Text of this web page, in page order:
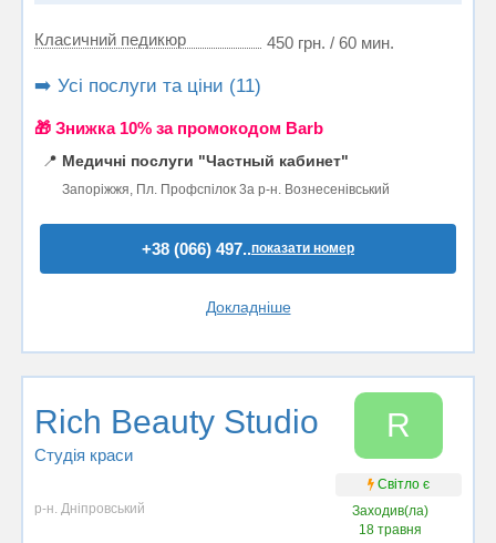
Класичний педикюр 450 грн. / 60 мин.
➡️ Усі послуги та ціни (11)
🎁 Знижка 10% за промокодом Barb
📍 Медичні послуги "Частный кабинет"
Запоріжжя, Пл. Профспілок 3а р-н. Вознесенівський
+38 (066) 497..показати номер
Докладніше
Rich Beauty Studio
Студія краси
R
Світло є
р-н. Дніпровський
Заходив(ла)
18 травня